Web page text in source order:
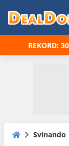
REKORD:
Svinando